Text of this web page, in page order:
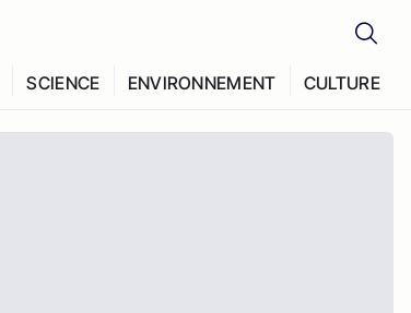
SCIENCE ENVIRONNEMENT CULTURE